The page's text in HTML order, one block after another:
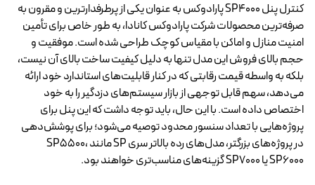
کنترل پنل SP4000 پارادوکس به عنوان یکی از پرطرفدارترین و مقرون به
صرفه‌ترین محصولات شرکت پارادوکس کانادا، به طور خاص برای تأمین
امنیت منازل و اماکن با مقیاس کوچک طراحی شده است. موفقیت و
حجم بالای فروش این مدل تنها به دلیل کیفیت ساخت بالای آن نیست،
بلکه به واسطه قیمت رقابتی که در کنار قابلیت‌های استاندارد خود ارائه
می‌دهد، سهم قابل توجهی از بازار سیستم‌های دزدگیر را به خود
اختصاص داده است. با این حال، باید توجه داشت که این پنل برای
پروژه‌هایی با تعداد سنسور محدود توصیه می‌شود؛ برای پوشش‌دهی
در پروژه‌های بزرگتر، مدل‌های رده بالاتر سری SP مانند SP5500،
SP6000 یا SP7000 گزینه‌های مناسب‌تری خواهند بود.